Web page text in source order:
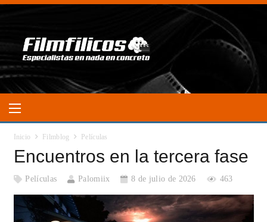
Inicio Filmblog Películas
Encuentros en la tercera fase
Películas Palomiix 8 de julio de 2026 463